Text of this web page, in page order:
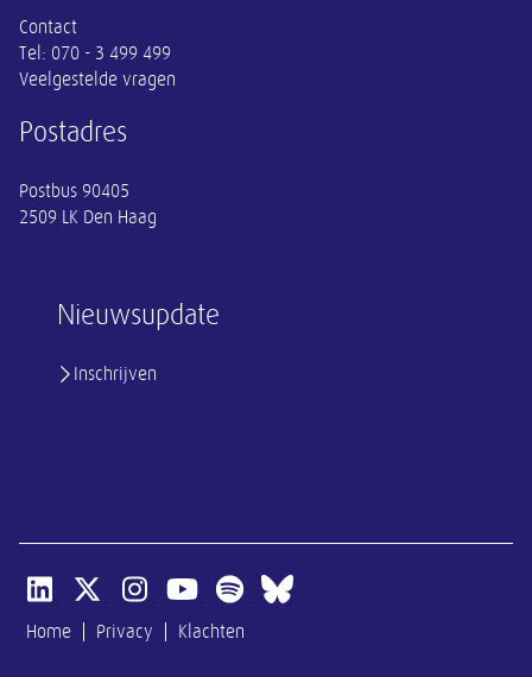
Nieuwsupdate
Inschrijven
Contact
Tel: 070 - 3 499 499
Veelgestelde vragen
Postadres
Postbus 90405
2509 LK Den Haag
Open linkedin van SER
Open x-twitter van SER
Open instagram van SER
Open youtube van SER
Open spotify van SER
Open bluesky van SER
Home Privacy Klachten